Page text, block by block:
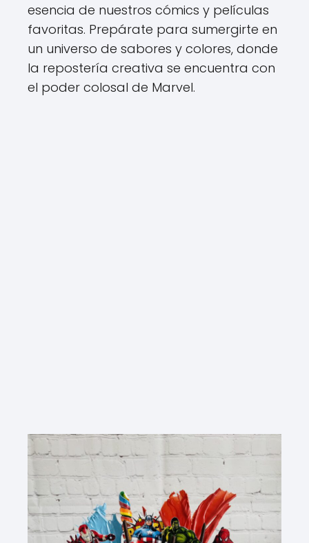
esencia de nuestros cómics y películas
favoritas. Prepárate para sumergirte en
un universo de sabores y colores, donde
la repostería creativa se encuentra con
el poder colosal de Marvel.